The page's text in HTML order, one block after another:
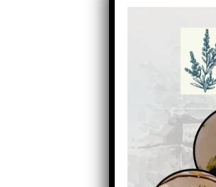
A
Rio, entre
isoladas por
Falta exigência
é destruída
segurança?
Também as
têm valor